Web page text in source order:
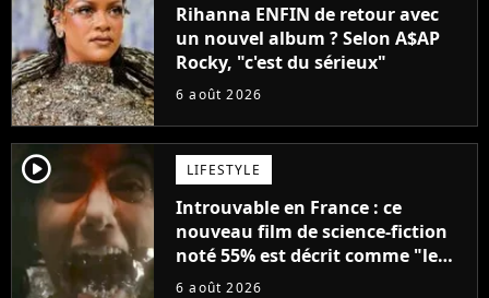
Rihanna ENFIN de retour avec
un nouvel album ? Selon A$AP
Rocky, "c'est du sérieux"
6 août 2026
player2 LIFESTYLE
Introuvable en France : ce
nouveau film de science-fiction
noté 55% est décrit comme "le
plus stupide de l'année"
6 août 2026